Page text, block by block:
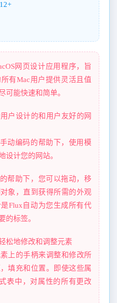
网页设计应用程序，旨
有Mac用户提供灵活且值
可能快速和简单。
户设计的和用户友好的网
动编码的帮助下，使用模
设计您的网站。
帮助下，您可以拖动，移
象，直到获得所需的外观
Flux自动为您生成所有代
的标签。
松地修改和调整元素
上的手柄来调整和修改所
填充和位置。即使这些属
表中，对属性的所有更改